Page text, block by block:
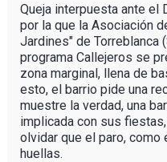
Queja interpuesta ante el
por la que la Asociación
Jardines" de Torreblanca
programa Callejeros se
zona marginal, llena de
esto, el barrio pide una
muestre la verdad, una
implicada con sus
olvidar que el paro, como
huellas.